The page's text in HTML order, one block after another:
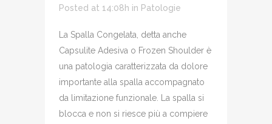
Posted at 14:08h in Patologie
La Spalla Congelata, detta anche
Capsulite Adesiva o Frozen Shoulder è
una patologia caratterizzata da dolore
importante alla spalla accompagnato
da limitazione funzionale. La spalla si
blocca e non si riesce più a compiere